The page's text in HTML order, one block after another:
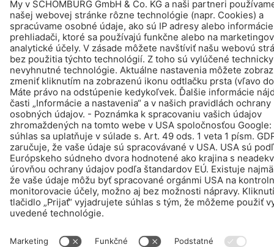
© Schomburg.Tiráž| Informácie o ochrane osobných údajov pre návštevníkov webovej
stránky
Design & realizácia +| LOUIS INTERNET